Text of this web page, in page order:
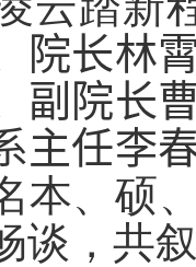
院长林
副院长
主任李
本、硕
谈，共